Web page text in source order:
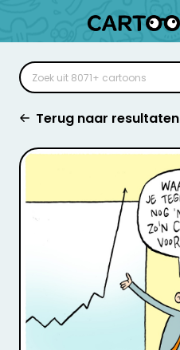
Terug naar resultaten